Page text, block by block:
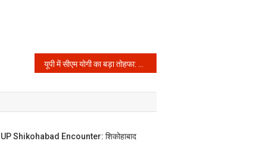
UP Shikohabad Encounter: शिकोहाबाद